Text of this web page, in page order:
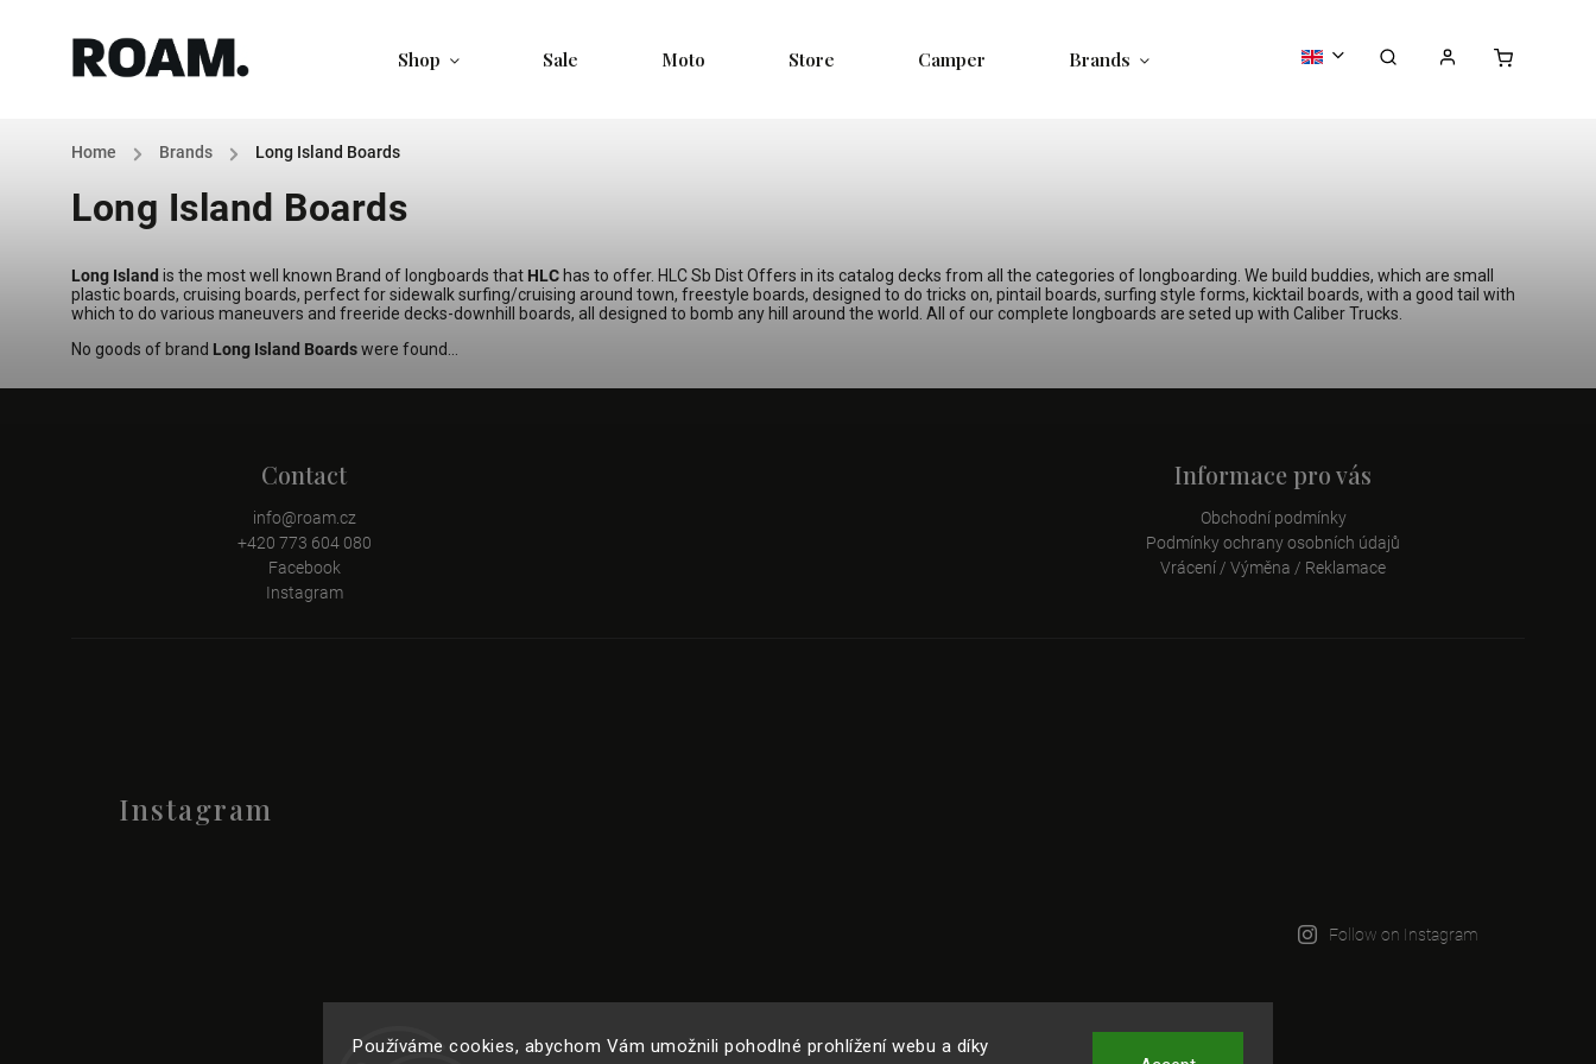
Používáme cookies, abychom Vám umožnili pohodlné prohlížení webu a díky
Shop Sale Moto Store Camper Brands
Home / Brands / Long Island Boards
Long Island Boards
Long Island is the most well known Brand of longboards that HLC has to offer. HLC Sb Dist Offers in its catalog decks from all the categories of longboarding. We build buddies, which are small
plastic boards, cruising boards, perfect for sidewalk surfing/cruising around town, freestyle boards, designed to do tricks on, pintail boards, surfing style forms, kicktail boards, with a good tail with
which to do various maneuvers and freeride decks-downhill boards, all designed to bomb any hill around the world. All of our complete longboards are seted up with Caliber Trucks.
No goods of brand Long Island Boardswere found...
Instagram
Follow on Instagram
Contact
info@roam.cz
+420 773 604 080
Facebook
Instagram
Informace pro vás
Obchodní podmínky
Podmínky ochrany osobních údajů
Vrácení / Výměna / Reklamace
dozvíš se všechny akce, slevy a novinky